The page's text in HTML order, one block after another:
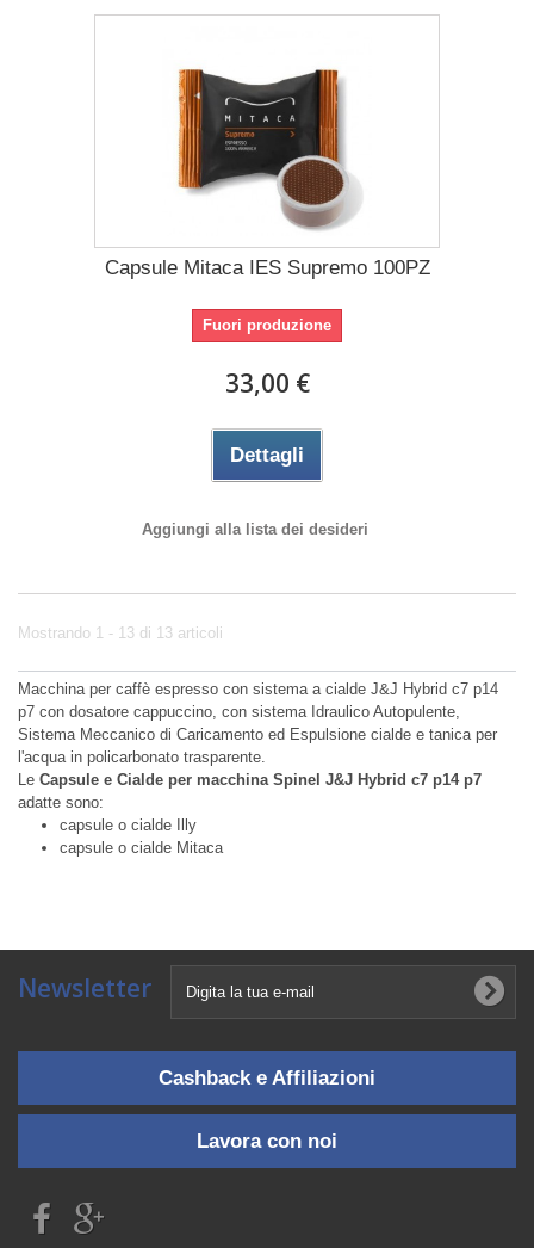
Capsule Mitaca IES Supremo 100PZ
Fuori produzione
33,00 €
Dettagli
Aggiungi alla lista dei desideri
Mostrando 1 - 13 di 13 articoli
Macchina per caffè espresso con sistema a cialde J&J Hybrid c7 p14
p7 con dosatore cappuccino, con sistema Idraulico Autopulente,
Sistema Meccanico di Caricamento ed Espulsione cialde e tanica per
l'acqua in policarbonato trasparente.
Le Capsule e Cialde per macchina Spinel J&J Hybrid c7 p14 p7
adatte sono:
capsule o cialde Illy
capsule o cialde Mitaca
Newsletter
Cashback e Affiliazioni
Lavora con noi